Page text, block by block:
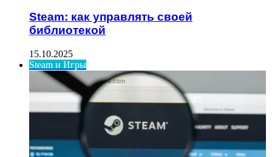
Steam: как управлять своей
библиотекой
15.10.2025
Steam и Игры